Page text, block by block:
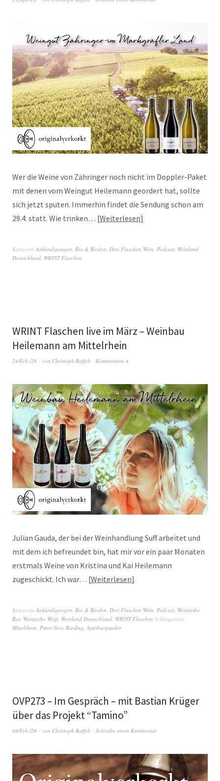
Wer die Weine von Zähringer noch nicht im Doppler-Paket
mit denen vom Weingut Heilemann geordert hat, sollte
sich jetzt sputen. Immerhin findet die Sendung schon am
29.4. statt. Wie trinken… Weiterlesen
Kategorie Ankündigungen Bio & Biodyn Drei Flaschen Wein Podcast Weinland
Deutschland WRINT Flaschen
WRINT Flaschen live im März – Weinbau
Heilemann am Mittelrhein
24/Feb./26 von Christoph Raffelt Kommentare 4
Julian Gauda, der bei der Weinhandlung Suff arbeitet und
mit dem ich befreundet bin, hat mir vor ein paar Monaten
erstmals Weine von Kristina und Kai Heilemann
zugeschickt. Ich war… Weiterlesen
Kategorie Ankündigungen, Bio & Biodyn, Drei Flaschen Wein, Podcast, Weinfarbe
Rot, Weinfarbe Weiß, Weinland Deutschland, WRINT Flaschen Schlagwörter
Mittelrhein, Pinot Noir, Riesling, Spätburgunder
OVP273 – Im Gespräch – mit Bastian Krüger
über das Projekt “Tamino”
08/Feb./26 von Christoph Raffelt Schreibe einen Kommentar